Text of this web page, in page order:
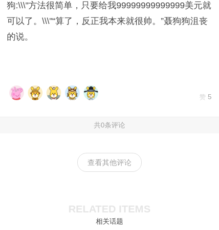
狗:\\\"方法很简单，只要给我99999999999999美元就
可以了。\\\"“算了，反正我本来就很帅。”聂狗狗沮丧
的说。
赞 5
共0条评论
查看其他评论
RELATED ITEMS
相关话题